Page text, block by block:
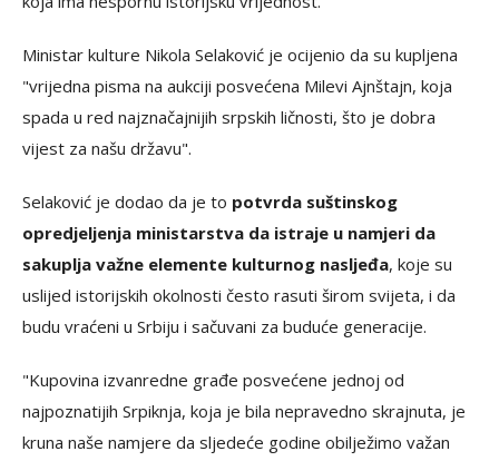
Ministar kulture Nikola Selaković je ocijenio da su kupljena
"vrijedna pisma na aukciji posvećena Milevi Ajnštajn, koja
spada u red najznačajnijih srpskih ličnosti, što je dobra
vijest za našu državu".
Selaković je dodao da je to potvrda suštinskog
opredjeljenja ministarstva da istraje u namjeri da
sakuplja važne elemente kulturnog nasljeđa, koje su
uslijed istorijskih okolnosti često rasuti širom svijeta, i da
budu vraćeni u Srbiju i sačuvani za buduće generacije.
"Kupovina izvanredne građe posvećene jednoj od
najpoznatijih Srpiknja, koja je bila nepravedno skrajnuta, je
kruna naše namjere da sljedeće godine obilježimo važan